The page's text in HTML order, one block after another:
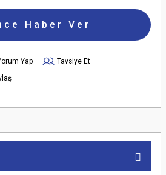
Haber Ver
Yap
Tavsiye Et